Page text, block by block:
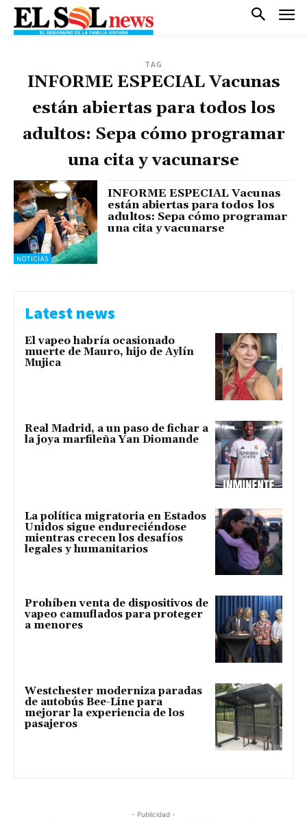
TAG
INFORME ESPECIAL Vacunas
están abiertas para todos los
adultos: Sepa cómo programar
una cita y vacunarse
NOTICIAS
INFORME ESPECIAL Vacunas
están abiertas para todos los
adultos: Sepa cómo programar
una cita y vacunarse
Latest news
El vapeo habría ocasionado
muerte de Mauro, hijo de Aylín
Mujica
Real Madrid, a un paso de fichar a
la joya marfileña Yan Diomande
La política migratoria en Estados
Unidos sigue endureciéndose
mientras crecen los desafíos
legales y humanitarios
Prohíben venta de dispositivos de
vapeo camuflados para proteger
a menores
Westchester moderniza paradas
de autobús Bee-Line para
mejorar la experiencia de los
pasajeros
- Publicidad -